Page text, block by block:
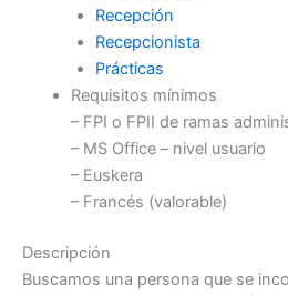
Recepción
Recepcionista
Prácticas
Requisitos mínimos
– FPI o FPII de ramas
– MS Office – nivel usuario
– Euskera
– Francés (valorable)
Descripción
Buscamos una persona que se